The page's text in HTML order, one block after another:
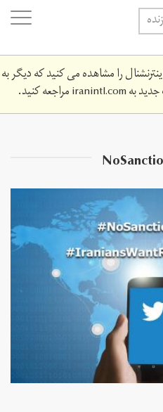
را مشاهده می کنید که دیگر به
بهiranintl.comمراجعه کنید.